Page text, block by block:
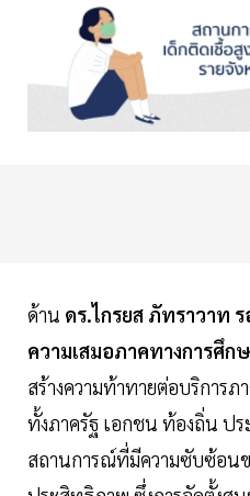
ด้าน ดร.ไกรยส ภัทราวาท
ความเสมอภาคทางการศึก
สร้างความท้าทายต่อบริการ
ทั้งภาครัฐ เอกชน ท้องถิ่น ป
สถานการณ์ที่มีความซับซ้อน